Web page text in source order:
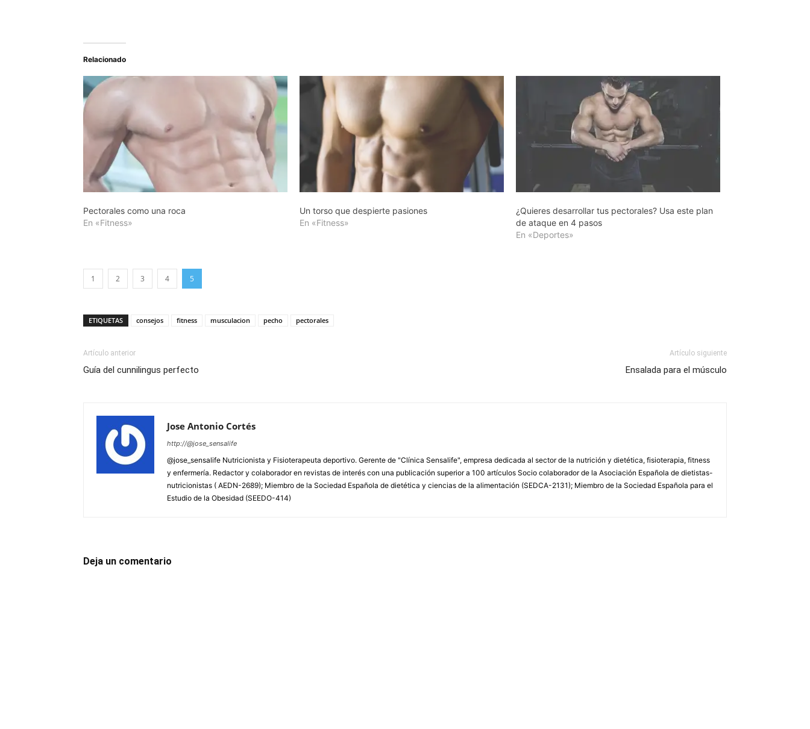
Relacionado
Pectorales como una roca
En «Fitness»
Un torso que despierte pasiones
En «Fitness»
¿Quieres desarrollar tus pectorales? Usa este plan
de ataque en 4 pasos
En «Deportes»
1 2 3 4 5
ETIQUETAS consejos fitness musculacion pecho pectorales
Artículo anterior
Guía del cunnilingus perfecto
Artículo siguiente
Ensalada para el músculo
Jose Antonio Cortés
http://@jose_sensalife
@jose_sensalife Nutricionista y Fisioterapeuta deportivo. Gerente de "Clínica Sensalife", empresa dedicada al sector de la nutrición y dietética, fisioterapia, fitness
y enfermería. Redactor y colaborador en revistas de interés con una publicación superior a 100 artículos Socio colaborador de la Asociación Española de dietistas-
nutricionistas ( AEDN-2689); Miembro de la Sociedad Española de dietética y ciencias de la alimentación (SEDCA-2131); Miembro de la Sociedad Española para el
Estudio de la Obesidad (SEEDO-414)
Deja un comentario